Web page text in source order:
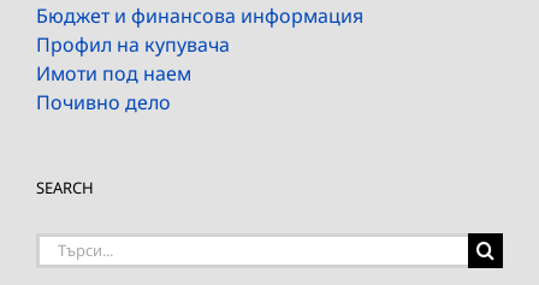
Бюджет и финансова информация
Профил на купувача
Имоти под наем
Почивно дело
SEARCH
Търсене